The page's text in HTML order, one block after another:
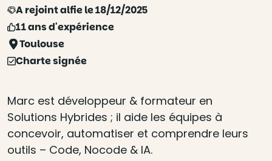
A rejoint alfie le 18/12/2025
11 ans d'expérience
Toulouse
Charte signée
Marc est développeur & formateur en
Solutions Hybrides ; il aide les équipes à
concevoir, automatiser et comprendre leurs
outils – Code, Nocode & IA.